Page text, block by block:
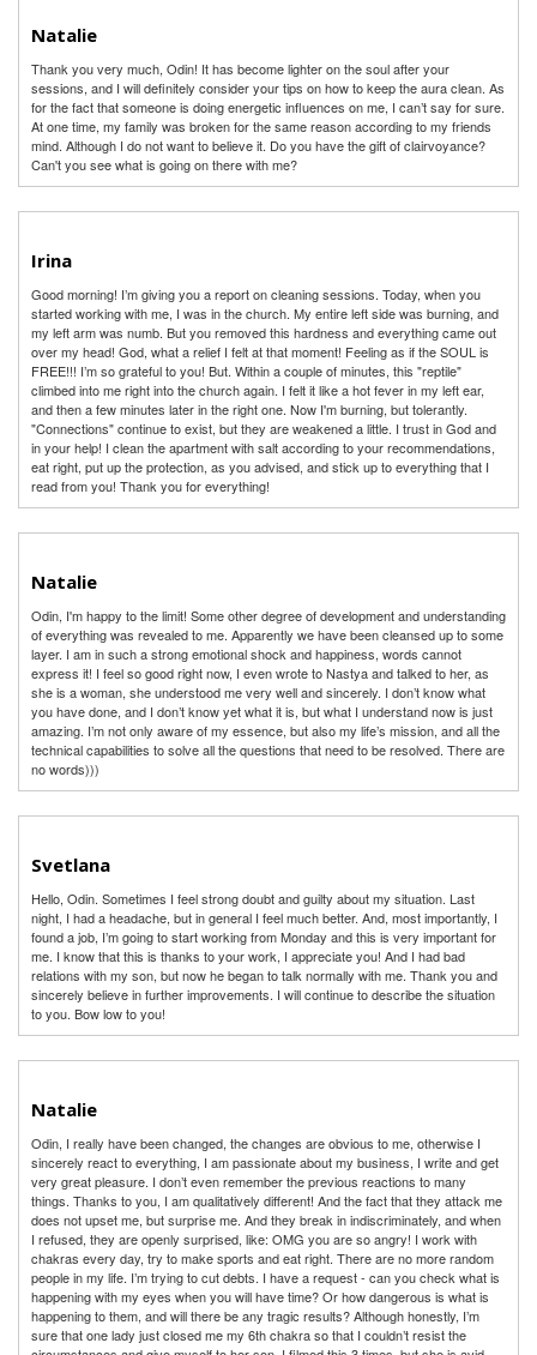
Thank you very much, Odin! It has become lighter on the soul after your
sessions, and I will definitely consider your tips on how to keep the aura clean. As
for the fact that someone is doing energetic influences on me, I can’t say for sure.
At one time, my family was broken for the same reason according to my friends
mind. Although I do not want to believe it. Do you have the gift of clairvoyance?
Can't you see what is going on there with me?
Natalie
Irina
Good morning! I’m giving you a report on cleaning sessions. Today, when you
started working with me, I was in the church. My entire left side was burning, and
my left arm was numb. But you removed this hardness and everything came out
over my head! God, what a relief I felt at that moment! Feeling as if the SOUL is
FREE!!! I’m so grateful to you! But. Within a couple of minutes, this "reptile"
climbed into me right into the church again. I felt it like a hot fever in my left ear,
and then a few minutes later in the right one. Now I'm burning, but tolerantly.
"Connections" continue to exist, but they are weakened a little. I trust in God and
in your help! I clean the apartment with salt according to your recommendations,
eat right, put up the protection, as you advised, and stick up to everything that I
read from you! Thank you for everything!
Odin, I'm happy to the limit! Some other degree of development and understanding
of everything was revealed to me. Apparently we have been cleansed up to some
layer. I am in such a strong emotional shock and happiness, words cannot
express it! I feel so good right now, I even wrote to Nastya and talked to her, as
she is a woman, she understood me very well and sincerely. I don’t know what
you have done, and I don’t know yet what it is, but what I understand now is just
amazing. I’m not only aware of my essence, but also my life’s mission, and all the
technical capabilities to solve all the questions that need to be resolved. There are
no words)))
Natalie
Svetlana
Hello, Odin. Sometimes I feel strong doubt and guilty about my situation. Last
night, I had a headache, but in general I feel much better. And, most importantly, I
found a job, I’m going to start working from Monday and this is very important for
me. I know that this is thanks to your work, I appreciate you! And I had bad
relations with my son, but now he began to talk normally with me. Thank you and
sincerely believe in further improvements. I will continue to describe the situation
to you. Bow low to you!
Odin, I really have been changed, the changes are obvious to me, otherwise I
sincerely react to everything, I am passionate about my business, I write and get
very great pleasure. I don’t even remember the previous reactions to many
things. Thanks to you, I am qualitatively different! And the fact that they attack me
does not upset me, but surprise me. And they break in indiscriminately, and when
I refused, they are openly surprised, like: OMG you are so angry! I work with
chakras every day, try to make sports and eat right. There are no more random
people in my life. I’m trying to cut debts. I have a request - can you check what is
happening with my eyes when you will have time? Or how dangerous is what is
happening to them, and will there be any tragic results? Although honestly, I’m
sure that one lady just closed me my 6th chakra so that I couldn’t resist the
Natalie